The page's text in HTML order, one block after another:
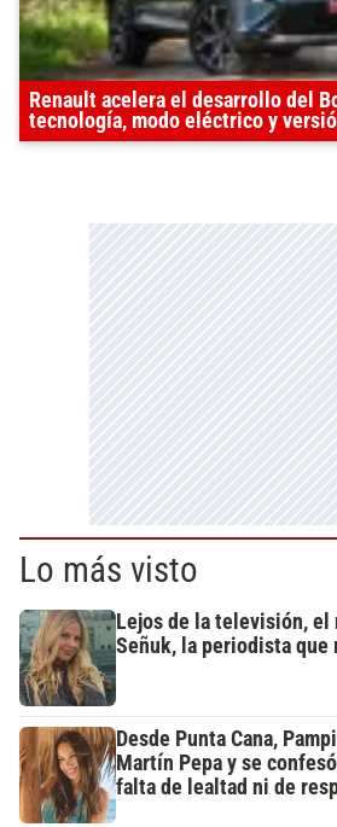
Renault acelera el desarrollo del
tecnología, modo eléctrico y
Lo más visto
Lejos de la televisión, el
Señuk, la periodista que
Desde Punta Cana,
Martín Pepa y se
falta de lealtad ni de